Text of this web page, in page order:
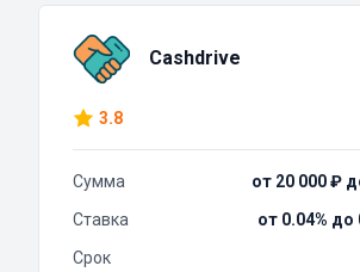
Cashdrive
3.8
Сумма
от 20 000 ₽
Ставка
от 0.04% до
Срок